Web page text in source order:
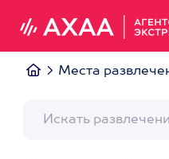
Места